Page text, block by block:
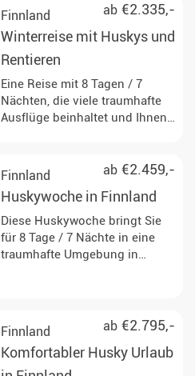
ab €2.335,-
Finnland
Winterreise mit Huskys und
Rentieren
Eine Reise mit 8 Tagen / 7
Nächten, die viele traumhafte
Ausflüge beinhaltet und Ihnen
persönlicher Wintertraum
erwartet Sie.
ab €2.459,-
Finnland
Huskywoche in Finnland
Diese Huskywoche bringt Sie
für 8 Tage / 7 Nächte in eine
traumhafte Umgebung in
faszinierende Huskys und
werden Sie zum Musher!
ab €2.795,-
Finnland
Komfortabler Husky Urlaub